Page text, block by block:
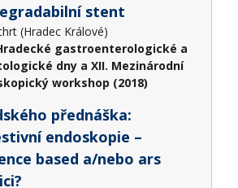
stent
(Hradec Králové)
gastroenterologické a
dny a XII. Mezinárodní
workshop (2018)
přednáška:
endoskopie –
based a/nebo ars